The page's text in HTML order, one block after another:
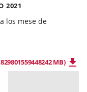
2021
los mese de
MB)